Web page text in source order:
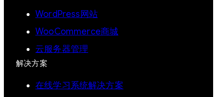
WordPress网站
WooCommerce商城
云服务器管理
解决方案
在线学习系统解决方案